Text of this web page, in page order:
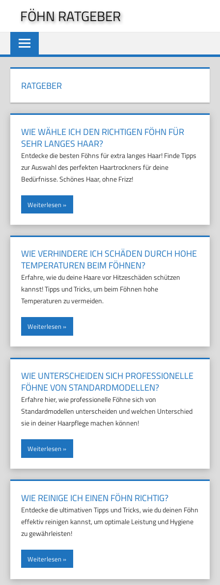
springen
FÖHN RATGEBER
RATGEBER
WIE WÄHLE ICH DEN RICHTIGEN FÖHN FÜR
SEHR LANGES HAAR?
Entdecke die besten Föhns für extra langes Haar! Finde Tipps
zur Auswahl des perfekten Haartrockners für deine
Bedürfnisse. Schönes Haar, ohne Frizz!
Weiterlesen
WIE VERHINDERE ICH SCHÄDEN DURCH HOHE
TEMPERATUREN BEIM FÖHNEN?
Erfahre, wie du deine Haare vor Hitzeschäden schützen
kannst! Tipps und Tricks, um beim Föhnen hohe
Temperaturen zu vermeiden.
Weiterlesen
WIE UNTERSCHEIDEN SICH PROFESSIONELLE
FÖHNE VON STANDARDMODELLEN?
Erfahre hier, wie professionelle Föhne sich von
Standardmodellen unterscheiden und welchen Unterschied
sie in deiner Haarpflege machen können!
Weiterlesen
WIE REINIGE ICH EINEN FÖHN RICHTIG?
Entdecke die ultimativen Tipps und Tricks, wie du deinen Föhn
effektiv reinigen kannst, um optimale Leistung und Hygiene
zu gewährleisten!
Weiterlesen